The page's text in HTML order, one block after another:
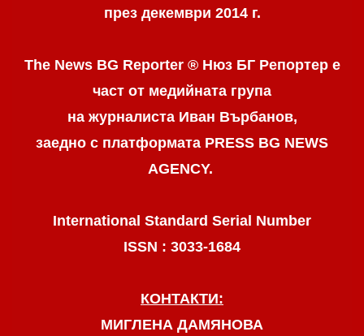
през декември 2014 г.
The News BG Reporter ® Нюз БГ Репортере
част от медийната група
на журналиста Иван Върбанов,
заедно с платформата PRESS BG NEWS
AGENCY.
International Standard Serial Number
ISSN : 3033-1684
КОНТАКТИ:
МИГЛЕНА ДАМЯНОВА